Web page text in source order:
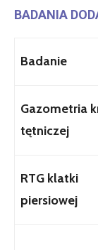
BADANIA
Badanie
Gazometria
tętniczej
RTG klatki
piersiowej